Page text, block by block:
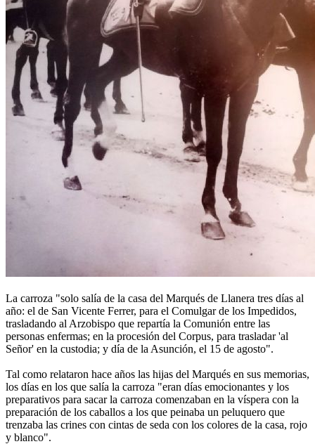
La carroza "solo salía de la casa del Marqués de Llanera tres días al
año: el de San Vicente Ferrer, para el Comulgar de los Impedidos,
trasladando al Arzobispo que repartía la Comunión entre las
personas enfermas; en la procesión del Corpus, para trasladar 'al
Señor' en la custodia; y día de la Asunción, el 15 de agosto".
Tal como relataron hace años las hijas del Marqués en sus memorias,
los días en los que salía la carroza "eran días emocionantes y los
preparativos para sacar la carroza comenzaban en la víspera con la
preparación de los caballos a los que peinaba un peluquero que
trenzaba las crines con cintas de seda con los colores de la casa, rojo
y blanco".